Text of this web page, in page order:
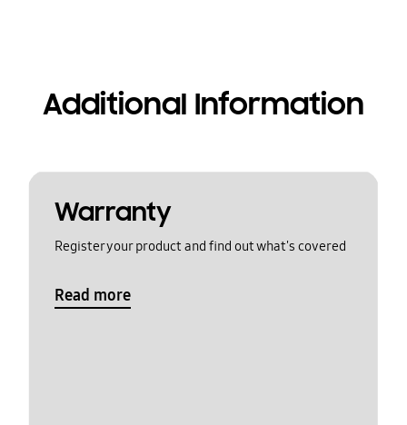
Additional Information
Warranty
Register your product and find out what's covered
Read more